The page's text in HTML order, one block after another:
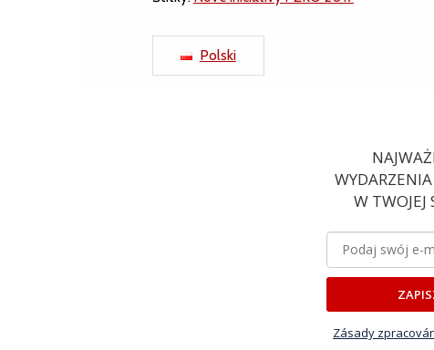
Polski
W TWOJEJ
Zásady